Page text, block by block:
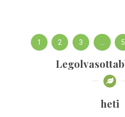
1 2 3 … 5
heti